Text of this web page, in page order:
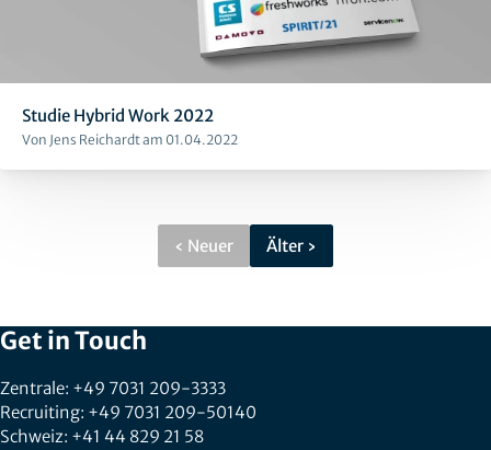
Studie Hybrid Work 2022
Von Jens Reichardt am 01.04.2022
‹ Neuer Älter ›
Get in Touch
Zentrale: +49 7031 209-3333
Recruiting: +49 7031 209-50140
Schweiz: +41 44 829 21 58